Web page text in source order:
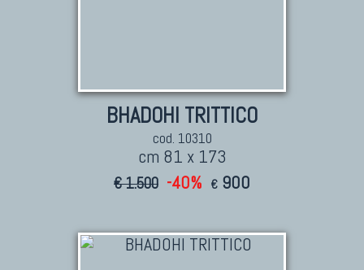
BHADOHI TRITTICO
cod. 10310
cm 81 x 173
€ 1.500 -40% € 900